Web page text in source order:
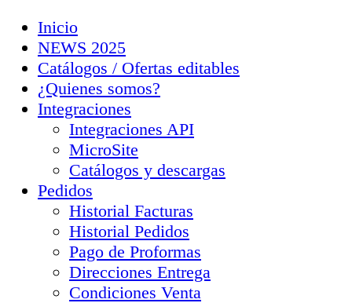
Inicio
NEWS 2025
Catálogos / Ofertas editables
¿Quienes somos?
Integraciones
Integraciones API
MicroSite
Catálogos y descargas
Pedidos
Historial Facturas
Historial Pedidos
Pago de Proformas
Direcciones Entrega
Condiciones Venta